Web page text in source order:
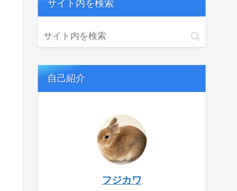
サイト内を検索
自己紹介
フジカワ